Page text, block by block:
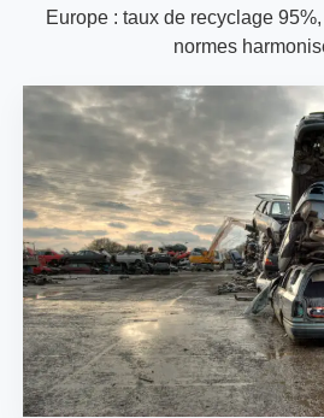
Europe : taux de recyclage
normes